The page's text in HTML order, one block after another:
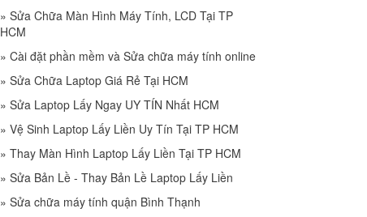
» Sửa Chữa Màn Hình Máy Tính, LCD Tại TP
HCM
» Cài đặt phần mềm và Sửa chữa máy tính online
» Sửa Chữa Laptop Giá Rẻ Tại HCM
» Sửa Laptop Lấy Ngay UY TÍN Nhất HCM
» Vệ Sinh Laptop Lấy Liền Uy Tín Tại TP HCM
» Thay Màn Hình Laptop Lấy Liền Tại TP HCM
» Sửa Bản Lề - Thay Bản Lề Laptop Lấy Liền
» Sửa chữa máy tính quận Bình Thạnh